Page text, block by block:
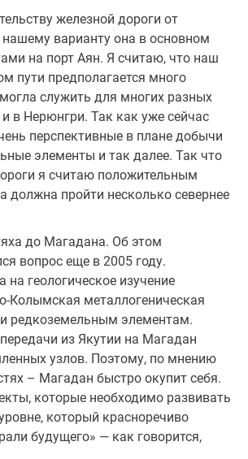
железной дороги от
варианту она в основном
на порт Аян. Я считаю, что наш
пути предполагается много
служить для многих разных
в Нерюнгри. Так как уже сейчас
перспективные в плане добычи
элементы и так далее. Так что
я считаю положительным
должна пройти несколько севернее
до Магадана. Об этом
вопрос еще в 2005 году.
геологическое изучение
Колымская металлогеническая
и редкоземельным элементам.
из Якутии на Магадан
узлов. Поэтому, по мнению
– Магадан быстро окупит себя.
которые необходимо развивать
который красноречиво
будущего» — как говорится,